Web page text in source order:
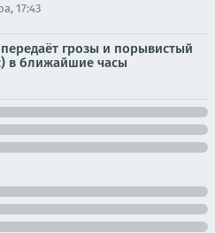
17:43
грозы и порывистый
в ближайшие часы